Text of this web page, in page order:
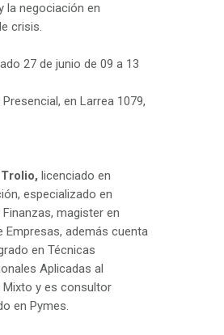
la negociación en
crisis.
27 de junio de 09 a 13
Presencial, en Larrea 1079,
licenciado en
especializado en
magister en
Empresas, además cuenta
en Técnicas
Aplicadas al
Mixto y es consultor
en Pymes.